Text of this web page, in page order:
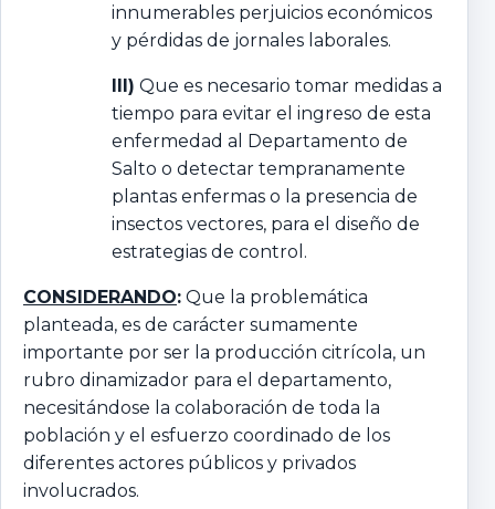
innumerables perjuicios económicos
y pérdidas de jornales laborales.
III) Que es necesario tomar medidas a
tiempo para evitar el ingreso de esta
enfermedad al Departamento de
Salto o detectar tempranamente
plantas enfermas o la presencia de
insectos vectores, para el diseño de
estrategias de control.
CONSIDERANDO: Que la problemática
planteada, es de carácter sumamente
importante por ser la producción citrícola, un
rubro dinamizador para el departamento,
necesitándose la colaboración de toda la
población y el esfuerzo coordinado de los
diferentes actores públicos y privados
involucrados.